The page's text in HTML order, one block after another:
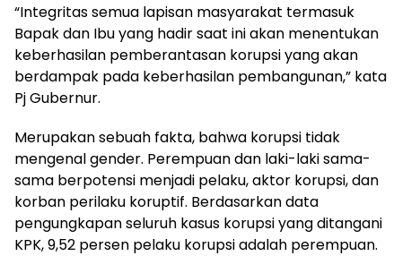
“Integritas semua lapisan masyarakat termasuk
Bapak dan Ibu yang hadir saat ini akan menentukan
keberhasilan pemberantasan korupsi yang akan
berdampak pada keberhasilan pembangunan,” kata
Pj Gubernur.
Merupakan sebuah fakta, bahwa korupsi tidak
mengenal gender. Perempuan dan laki-laki sama-
sama berpotensi menjadi pelaku, aktor korupsi, dan
korban perilaku koruptif. Berdasarkan data
pengungkapan seluruh kasus korupsi yang ditangani
KPK, 9,52 persen pelaku korupsi adalah perempuan.